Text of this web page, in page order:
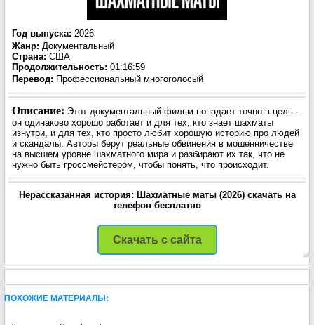
Год выпуска: 2026
Жанр: Документальный
Страна: США
Продолжительность: 01:16:59
Перевод: Профессиональный многоголосый
Описание: Этот документальный фильм попадает точно в цель -
он одинаково хорошо работает и для тех, кто знает шахматы
изнутри, и для тех, кто просто любит хорошую историю про людей
и скандалы. Авторы берут реальные обвинения в мошенничестве
на высшем уровне шахматного мира и разбирают их так, что не
нужно быть гроссмейстером, чтобы понять, что происходит.
Нерассказанная история: Шахматные маты (2026) скачать на
телефон бесплатно
Скачать с сайта
ПОХОЖИЕ МАТЕРИАЛЫ: